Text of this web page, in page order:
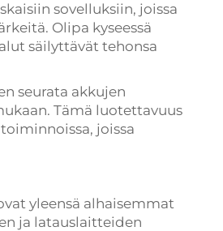
sovelluksiin, joissa
Olipa kyseessä
säilyttävät tehonsa
seurata akkujen
Tämä luotettavuus
joissa
yleensä alhaisemmat
ja latauslaitteiden